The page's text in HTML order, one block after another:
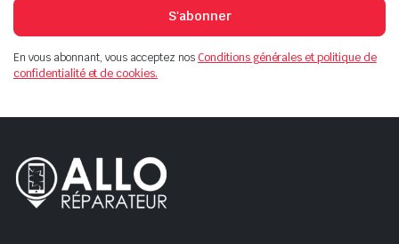
S'abonner
En vous abonnant, vous acceptez nosConditions générales et politique de
confidentialité et de cookies.